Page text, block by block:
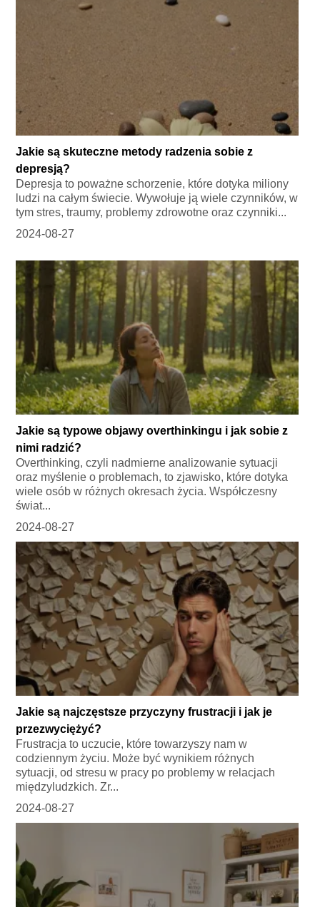
Jakie są skuteczne metody radzenia sobie z
depresją?
Depresja to poważne schorzenie, które dotyka miliony
ludzi na całym świecie. Wywołuje ją wiele czynników, w
tym stres, traumy, problemy zdrowotne oraz czynniki...
2024-08-27
Jakie są typowe objawy overthinkingu i jak sobie z
nimi radzić?
Overthinking, czyli nadmierne analizowanie sytuacji
oraz myślenie o problemach, to zjawisko, które dotyka
wiele osób w różnych okresach życia. Współczesny
świat...
2024-08-27
Jakie są najczęstsze przyczyny frustracji i jak je
przezwyciężyć?
Frustracja to uczucie, które towarzyszy nam w
codziennym życiu. Może być wynikiem różnych
sytuacji, od stresu w pracy po problemy w relacjach
międzyludzkich. Zr...
2024-08-27